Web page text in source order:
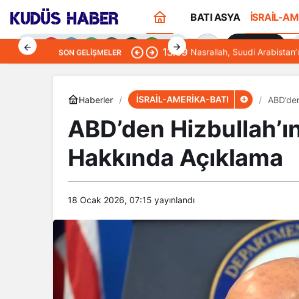
BATI ASYA İSRAİL-
Gündüz Modu
Gündüz modunu seçin.
Gece modunu seçin.
Sistem Modu
Sistem modunu seçin.
SON GELIŞMELER 13:09 Nasrallah, Suudi
Haberler İSRAİL-AMERİKA-BATI
ABD’den
Hakkında Açıklama
18 Ocak 2026, 07:15 yayınlandı